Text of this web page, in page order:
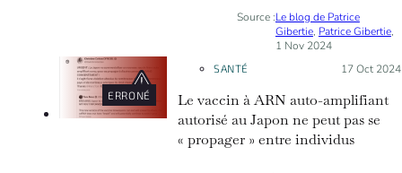
l’augmentation
du nombre de
vaccins à
ARNm contre
Source :Le blog de Patrice
Gibertie, Patrice Gibertie,
1 Nov 2024
ERRONÉ
SANTÉ Posté le :
17 Oct 2024
Le vaccin à ARN auto-amplifiant
autorisé au Japon ne peut pas se
« propager » entre individus